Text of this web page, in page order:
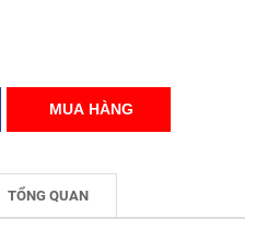
TỔNG QUAN